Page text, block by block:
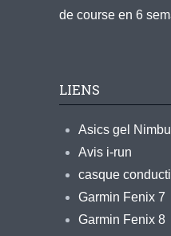
de course en 6
LIENS
Asics gel
Avis i-run
casque
Garmin Fenix 7
Garmin Fenix 8